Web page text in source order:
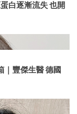
白逐漸流失 也開
｜豐傑生醫 德國